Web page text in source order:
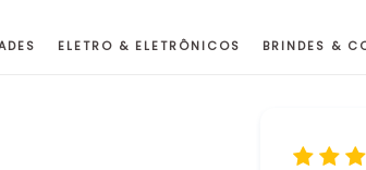
ELETRO & ELETRÔNICOS BRINDES &